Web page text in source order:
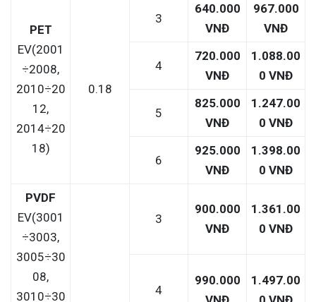
PET
EV(2001
÷2008,
2010÷20
12,
2014÷20
18)
0.18
3
640.000
VNĐ
967.000
VNĐ
4
720.000
VNĐ
1.088.00
0 VNĐ
5
825.000
VNĐ
1.247.00
0 VNĐ
6
925.000
VNĐ
1.398.00
0 VNĐ
PVDF
EV(3001
÷3003,
3005÷30
08,
3010÷30
3
900.000
VNĐ
1.361.00
0 VNĐ
4
990.000
1.497.00